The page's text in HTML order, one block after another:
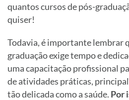
quantos cursos de pós-
quiser!
Todavia, é importante lembrar
graduação exige tempo e
uma capacitação profissional
de atividades práticas,
tão delicada como a saúde. Por